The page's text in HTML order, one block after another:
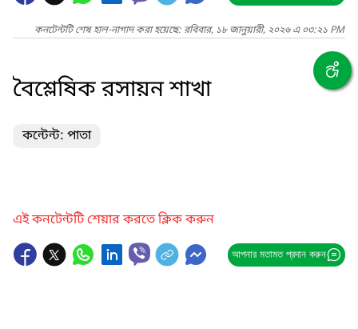
কনটেন্টটি শেষ হাল-নাগাদ করা হয়েছে: রবিবার, ১৮ জানুয়ারী, ২০২৬ এ ০৩:২১ PM
বৈশ্লেষিক রসায়ন শাখা
কন্টেন্ট: পাতা
এই কনটেন্টটি শেয়ার করতে ক্লিক করুন
আপনার মতামত প্রদান করুন